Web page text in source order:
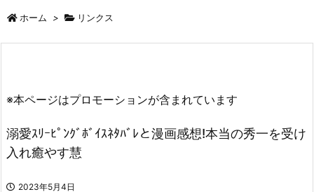
ホーム > リンクス
※本ページはプロモーションが含まれています
溺愛ｽﾘｰﾋﾟﾝｸﾞﾎﾞｲｽﾈﾀﾊﾞﾚと漫画感想!本当の秀一を受け
入れ癒やす慧
2023年5月4日